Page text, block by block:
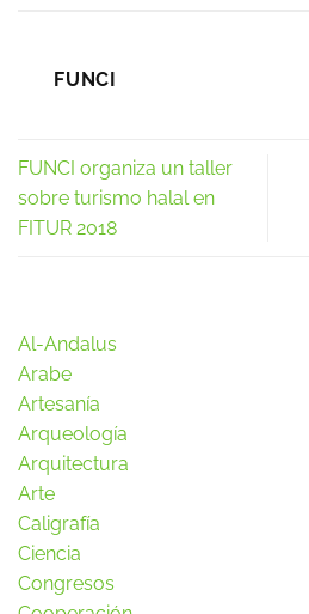
FUNCI
FUNCI organiza un taller
sobre turismo halal en
FITUR 2018
Al-Andalus
Arabe
Artesanía
Arqueología
Arquitectura
Arte
Caligrafía
Ciencia
Congresos